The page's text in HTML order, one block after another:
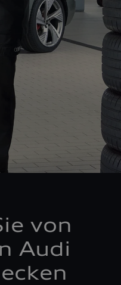
von
Audi